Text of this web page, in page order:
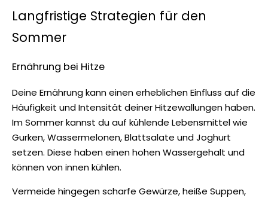
Langfristige Strategien für den
Sommer
Ernährung bei Hitze
Deine Ernährung kann einen erheblichen Einfluss auf die
Häufigkeit und Intensität deiner Hitzewallungen haben.
Im Sommer kannst du auf kühlende Lebensmittel wie
Gurken, Wassermelonen, Blattsalate und Joghurt
setzen. Diese haben einen hohen Wassergehalt und
können von innen kühlen.
Vermeide hingegen scharfe Gewürze, heiße Suppen,